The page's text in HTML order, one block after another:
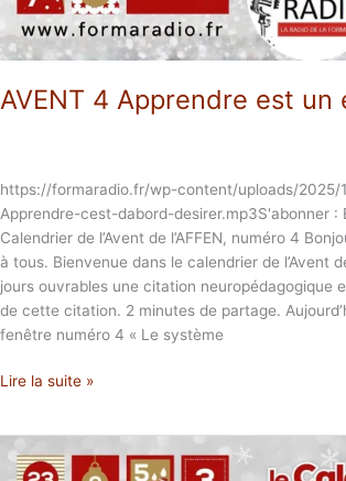
AVENT 4 Apprendre est un
https://formaradio.fr/wp-content/uploads/2025/
Apprendre-cest-dabord-desirer.mp3S'abonner :
Calendrier de l’Avent de l’AFFEN, numéro 4
à tous. Bienvenue dans le calendrier de l’Avent
jours ouvrables une citation neuropédagogique
de cette citation. 2 minutes de partage.
fenêtre numéro 4 « Le système
Lire la suite »